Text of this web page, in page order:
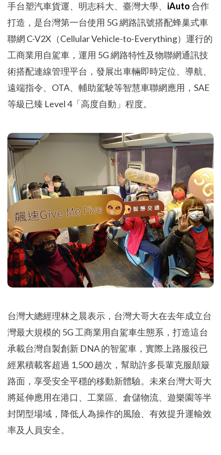
手台塑汽車貨運、明志科大、臺灣大學、 iAuto合作
打造，是台灣第一台使用 5G 網路訊號搭配蜂巢式車
聯網 C-V2X（Cellular Vehicle-to-Everything）運行的
工商業用自駕車，運用 5G 網路特性及物聯網通訊技
術搭配連線管理平台，發展出車輛即時定位、導航、
遠端指令、OTA、輔助駕駛等智慧車聯網應用，SAE
等級已臻 Level 4「高度自動」程度。
台灣大總經理林之晨表示，台灣大哥大在去年成立台
灣最大規模的 5G 工商業用自駕車生態系，打造這台
承載台灣自製創新 DNA 的智駕車，實際上路服役已
經累積載客超過 1,500 趟次，幫助許多長輩克服顛簸
路面，享受安全平穩的移動新體驗。未來台灣大哥大
將延伸應用在港口、工業區、倉儲物流、遊樂園等半
封閉型場域，降低人為操作的風險、有效提升運輸效
率及人員安全。